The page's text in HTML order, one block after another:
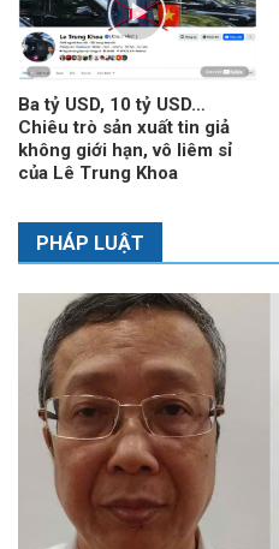
Ba tỷ USD, 10 tỷ USD…
Chiêu trò sản xuất tin giả
không giới hạn, vô liêm sỉ
của Lê Trung Khoa
PHÁP LUẬT